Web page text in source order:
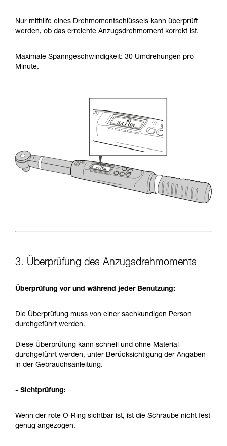
Nur mithilfe eines Drehmomentschlüssels kann überprüft
werden, ob das erreichte Anzugsdrehmoment korrekt ist.
Maximale Spanngeschwindigkeit: 30 Umdrehungen pro
Minute.
3. Überprüfung des Anzugsdrehmoments
Überprüfung vor und während jeder Benutzung:
Die Überprüfung muss von einer sachkundigen Person
durchgeführt werden.
Diese Überprüfung kann schnell und ohne Material
durchgeführt werden, unter Berücksichtigung der Angaben
in der Gebrauchsanleitung.
- Sichtprüfung:
Wenn der rote O-Ring sichtbar ist, ist die Schraube nicht fest
genug angezogen.